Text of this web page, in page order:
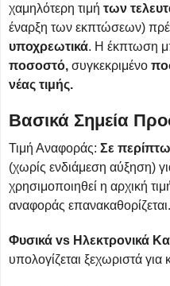
χαμηλότερη τιμή των
έναρξη των εκπτώσεων)
υποχρεωτικά. Η έκπτωση
ποσοστό, συγκεκριμένο
νέας τιμής.
Βασικά Σημεία
Τιμή Αναφοράς: Σε
(χωρίς ενδιάμεση αύξηση)
χρησιμοποιηθεί η αρχική
αναφοράς επανακαθορίζεται.
Φυσικά vs Ηλεκτρονικά
υπολογίζεται ξεχωριστά